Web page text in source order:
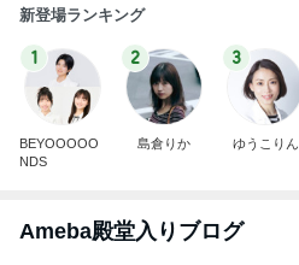
新登場ランキング
1
BEYOOOOO
NDS
2
島倉りか
3
ゆうこりん
Ameba殿堂入りブログ